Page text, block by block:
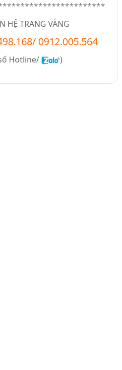
HỆ TRANG VÀNG
/ 0912.005.564
Hotline/ )